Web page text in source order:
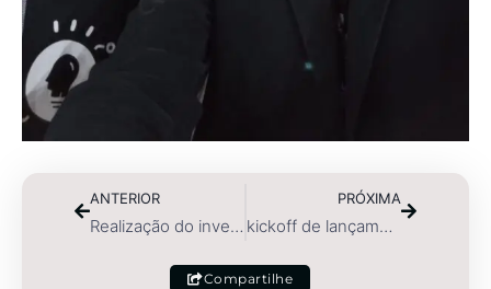
ANTERIOR
Realização do inventário do estoque da empresa Handa Car
PRÓXIMA
kickoff de lançamento do Programa Handa Car “Oficina Parceira”
Compartilhe